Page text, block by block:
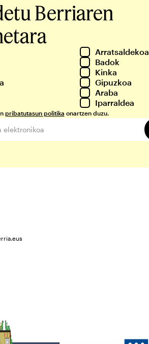
Berriaren
Arratsaldekoa
Badok
Kinka
Gipuzkoa
Araba
Iparraldea
pribatutasun politika onartzen duzu.